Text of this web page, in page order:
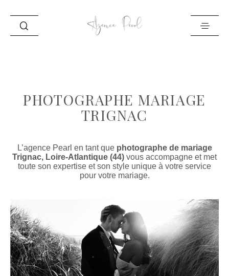
PORTFOLIO
PHOTOGRAPHE MARIAGE
TRIGNAC
L’agence Pearl en tant que photographe de mariage
Trignac, Loire-Atlantique (44) vous accompagne et met
toute son expertise et son style unique à votre service
pour votre mariage.